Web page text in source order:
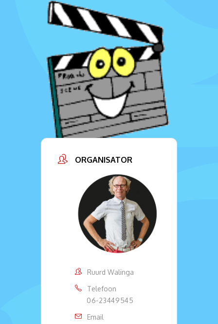
ORGANISATOR
Ruurd Walinga
Telefoon
06-23449545
Email